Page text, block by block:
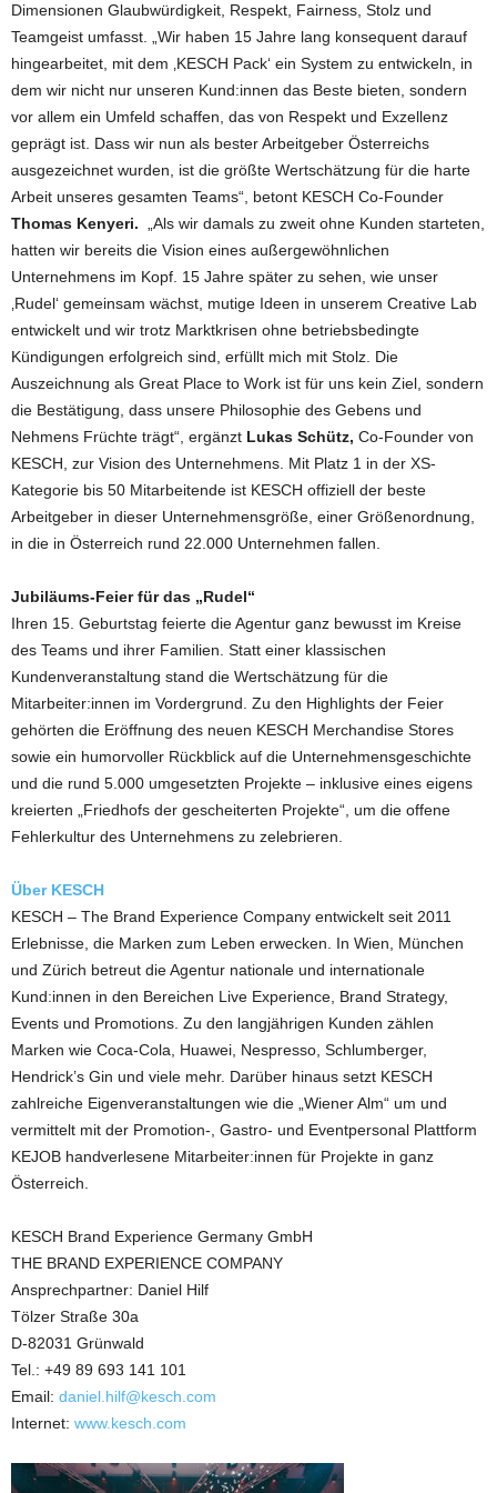
Dimensionen Glaubwürdigkeit, Respekt, Fairness, Stolz und
Teamgeist umfasst. „Wir haben 15 Jahre lang konsequent darauf
hingearbeitet, mit dem ‚KESCH Pack‘ ein System zu entwickeln, in
dem wir nicht nur unseren Kund:innen das Beste bieten, sondern
vor allem ein Umfeld schaffen, das von Respekt und Exzellenz
geprägt ist. Dass wir nun als bester Arbeitgeber Österreichs
ausgezeichnet wurden, ist die größte Wertschätzung für die harte
Arbeit unseres gesamten Teams“, betont KESCH Co-Founder
Thomas Kenyeri. „Als wir damals zu zweit ohne Kunden starteten,
hatten wir bereits die Vision eines außergewöhnlichen
Unternehmens im Kopf. 15 Jahre später zu sehen, wie unser
‚Rudel‘ gemeinsam wächst, mutige Ideen in unserem Creative Lab
entwickelt und wir trotz Marktkrisen ohne betriebsbedingte
Kündigungen erfolgreich sind, erfüllt mich mit Stolz. Die
Auszeichnung als Great Place to Work ist für uns kein Ziel, sondern
die Bestätigung, dass unsere Philosophie des Gebens und
Nehmens Früchte trägt“, ergänzt Lukas Schütz, Co-Founder von
KESCH, zur Vision des Unternehmens. Mit Platz 1 in der XS-
Kategorie bis 50 Mitarbeitende ist KESCH offiziell der beste
Arbeitgeber in dieser Unternehmensgröße, einer Größenordnung,
in die in Österreich rund 22.000 Unternehmen fallen.
Jubiläums-Feier für das „Rudel“
Ihren 15. Geburtstag feierte die Agentur ganz bewusst im Kreise
des Teams und ihrer Familien. Statt einer klassischen
Kundenveranstaltung stand die Wertschätzung für die
Mitarbeiter:innen im Vordergrund. Zu den Highlights der Feier
gehörten die Eröffnung des neuen KESCH Merchandise Stores
sowie ein humorvoller Rückblick auf die Unternehmensgeschichte
und die rund 5.000 umgesetzten Projekte – inklusive eines eigens
kreierten „Friedhofs der gescheiterten Projekte“, um die offene
Fehlerkultur des Unternehmens zu zelebrieren.
Über KESCH
KESCH – The Brand Experience Company entwickelt seit 2011
Erlebnisse, die Marken zum Leben erwecken. In Wien, München
und Zürich betreut die Agentur nationale und internationale
Kund:innen in den Bereichen Live Experience, Brand Strategy,
Events und Promotions. Zu den langjährigen Kunden zählen
Marken wie Coca-Cola, Huawei, Nespresso, Schlumberger,
Hendrick’s Gin und viele mehr. Darüber hinaus setzt KESCH
zahlreiche Eigenveranstaltungen wie die „Wiener Alm“ um und
vermittelt mit der Promotion-, Gastro- und Eventpersonal Plattform
KEJOB handverlesene Mitarbeiter:innen für Projekte in ganz
Österreich.
KESCH Brand Experience Germany GmbH
THE BRAND EXPERIENCE COMPANY
Ansprechpartner: Daniel Hilf
Tölzer Straße 30a
D-82031 Grünwald
Tel.: +49 89 693 141 101
Email: daniel.hilf@kesch.com
Internet: www.kesch.com